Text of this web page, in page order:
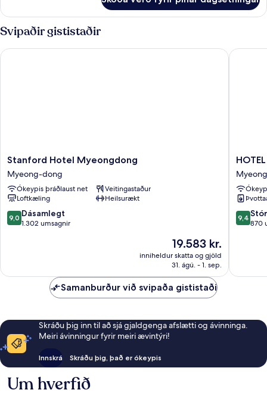
Double
Room
Svipaðir gististaðir
Stanford
Hotel
Myeongdong
Myeong-
dong
Stanford Hotel Myeongdong
Myeong-dong
Ókeypis þráðlaust net
Veitingastaður
Loftkæling
Heilsurækt
9.0
af
9,0 Dásamlegt
1.302 umsagnir
Verðið
er
19.583 kr.
19.583 kr.
inniheldur skatta og gjöld
31. ágú. - 1. sep.
Stanford Hotel Myeongdong
HOTEL
dong
9.4
af
9,4
870
HOTEL
Samanburður við svipaða gististaði
Skráðu þig inn til að sjá gjaldgenga afslætti og ávinninga.
Meiri ávinningur fyrir meiri ævintýri!
Innskrá Skráðu þig, það er ókeypis
Um hverfið